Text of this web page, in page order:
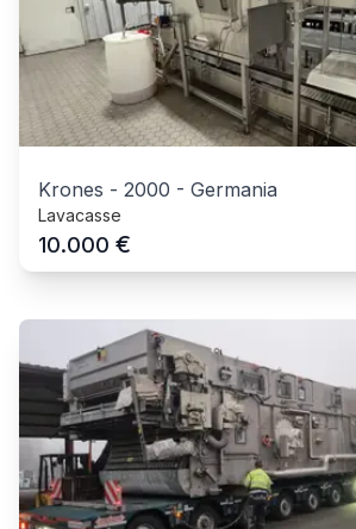
Krones - 2000 - Germania
Lavacasse
10.000 €